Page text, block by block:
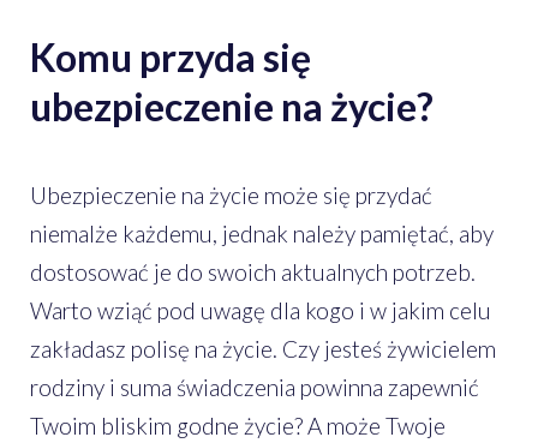
Komu przyda się
ubezpieczenie na życie?
Ubezpieczenie na życie może się przydać
niemalże każdemu, jednak należy pamiętać, aby
dostosować je do swoich aktualnych potrzeb.
Warto wziąć pod uwagę dla kogo i w jakim celu
zakładasz polisę na życie. Czy jesteś żywicielem
rodziny i suma świadczenia powinna zapewnić
Twoim bliskim godne życie? A może Twoje